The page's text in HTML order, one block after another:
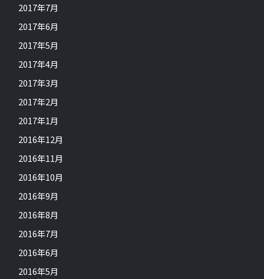
2017年7月
2017年6月
2017年5月
2017年4月
2017年3月
2017年2月
2017年1月
2016年12月
2016年11月
2016年10月
2016年9月
2016年8月
2016年7月
2016年6月
2016年5月